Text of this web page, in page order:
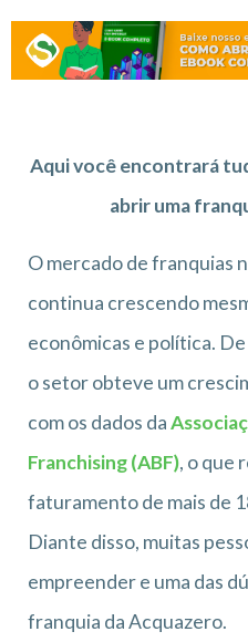
Aqui você encontrará
abrir uma
O mercado de franquias
continua crescendo
econômicas e política.
o setor obteve um
com os dados da
Franchising (ABF), o que
faturamento de mais de
Diante disso, muitas
empreender e uma das
franquia da Acquazero.